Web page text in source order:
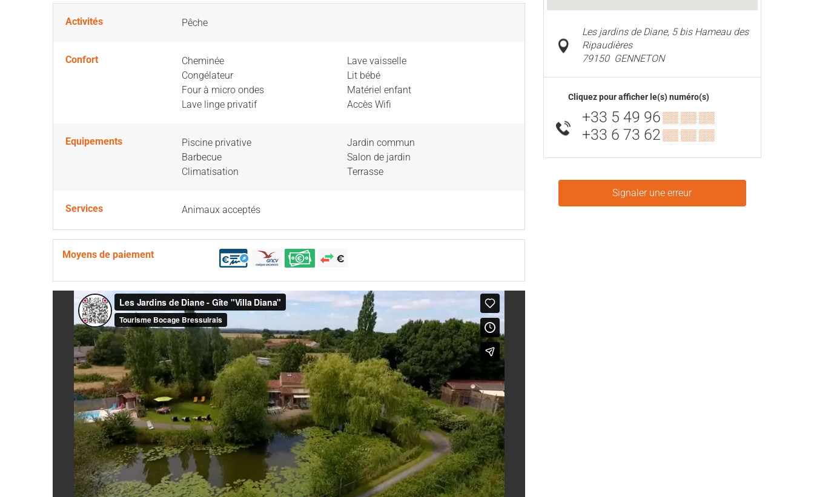
Activités Pêche
Confort
Cheminée
Congélateur
Four à micro ondes
Lave linge privatif
Lave vaisselle
Lit bébé
Matériel enfant
Accès Wifi
Equipements
Piscine privative
Barbecue
Climatisation
Jardin commun
Salon de jardin
Terrasse
Services Animaux acceptés
Moyens de paiement
Les jardins de Diane, 5 bis Hameau des
Ripaudières
79150 GENNETON
Cliquez pour afficher le(s) numéro(s)
+33 5 49 96▒▒ ▒▒ ▒▒
+33 6 73 62▒▒ ▒▒ ▒▒
Signaler une erreur